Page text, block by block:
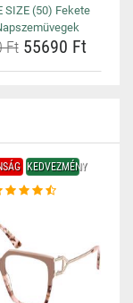
SIZE (50) Fekete
Ft55690 Ft
KEDVEZMÉNY